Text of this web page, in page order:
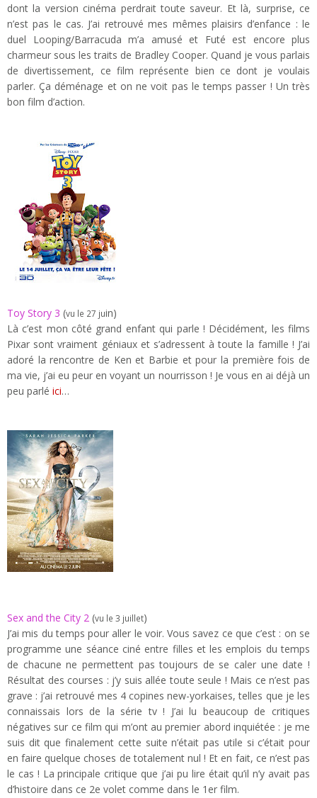
dont la version cinéma perdrait toute saveur. Et là, surprise, ce
n’est pas le cas. J’ai retrouvé mes mêmes plaisirs d’enfance : le
duel Looping/Barracuda m’a amusé et Futé est encore plus
charmeur sous les traits de Bradley Cooper. Quand je vous parlais
de divertissement, ce film représente bien ce dont je voulais
parler. Ça déménage et on ne voit pas le temps passer ! Un très
bon film d’action.
Toy Story 3 (vu le 27 juin)
Là c’est mon côté grand enfant qui parle ! Décidément, les films
Pixar sont vraiment géniaux et s’adressent à toute la famille ! J’ai
adoré la rencontre de Ken et Barbie et pour la première fois de
ma vie, j’ai eu peur en voyant un nourrisson ! Je vous en ai déjà un
peu parlé ici…
Sex and the City 2 (vu le 3 juillet)
J’ai mis du temps pour aller le voir. Vous savez ce que c’est : on se
programme une séance ciné entre filles et les emplois du temps
de chacune ne permettent pas toujours de se caler une date !
Résultat des courses : j’y suis allée toute seule ! Mais ce n’est pas
grave : j’ai retrouvé mes 4 copines new-yorkaises, telles que je les
connaissais lors de la série tv ! J’ai lu beaucoup de critiques
négatives sur ce film qui m’ont au premier abord inquiétée : je me
suis dit que finalement cette suite n’était pas utile si c’était pour
en faire quelque choses de totalement nul ! Et en fait, ce n’est pas
le cas ! La principale critique que j’ai pu lire était qu’il n’y avait pas
d’histoire dans ce 2e volet comme dans le 1er film.